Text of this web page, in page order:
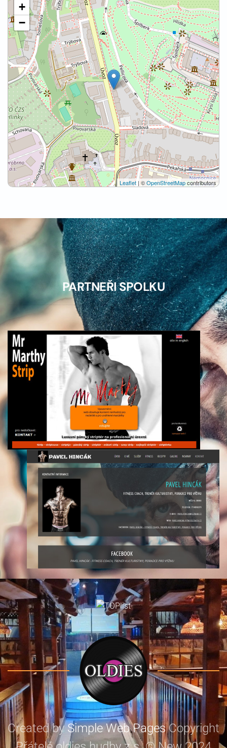
+
−
Leaflet | ©OpenStreetMapcontributors
PARTNEŘI SPOLKU
Created bySimple Web PagesCopyright